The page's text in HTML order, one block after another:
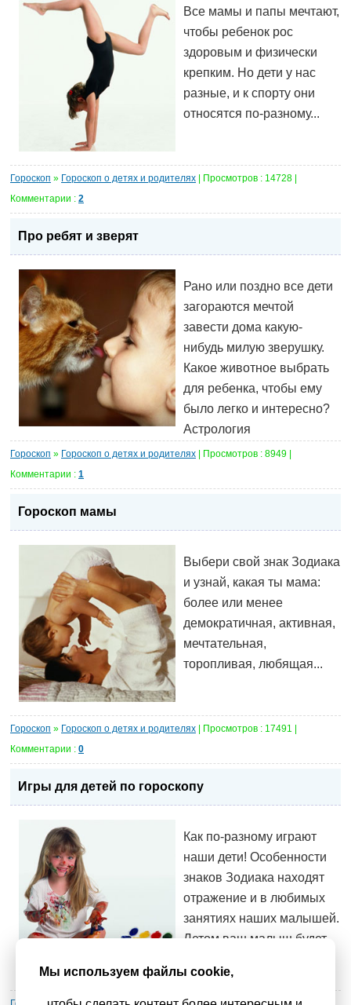
Все мамы и папы мечтают,
чтобы ребенок рос
здоровым и физически
крепким. Но дети у нас
разные, и к спорту они
относятся по-разному...
Гороскоп » Гороскоп о детях и родителях | Просмотров : 14728 |
Комментарии : 2
Про ребят и зверят
Рано или поздно все дети
загораются мечтой
завести дома какую-
нибудь милую зверушку.
Какое животное выбрать
для ребенка, чтобы ему
было легко и интересно?
Астрология
Гороскоп » Гороскоп о детях и родителях | Просмотров : 8949 |
Комментарии : 1
Гороскоп мамы
Выбери свой знак Зодиака
и узнай, какая ты мама:
более или менее
демократичная, активная,
мечтательная,
торопливая, любящая...
Гороскоп » Гороскоп о детях и родителях | Просмотров : 17491 |
Комментарии : 0
Игры для детей по гороскопу
Как по-разному играют
наши дети! Особенности
знаков Зодиака находят
отражение и в любимых
занятиях наших малышей.
Летом ваш малыш будет,
Мы используем файлы cookie,